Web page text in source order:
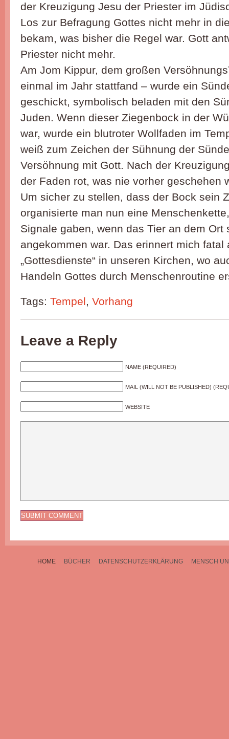
der Kreuzigung Jesu der Priester im
Los zur Befragung Gottes nicht mehr in
bekam, was bisher die Regel war. Gott
Priester nicht mehr.
Am Jom Kippur, dem großen
einmal im Jahr stattfand – wurde ein
geschickt, symbolisch beladen mit den
Juden. Wenn dieser Ziegenbock in der
war, wurde ein blutroter Wollfaden im
weiß zum Zeichen der Sühnung der
Versöhnung mit Gott. Nach der
der Faden rot, was nie vorher geschehen
Um sicher zu stellen, dass der Bock sein
organisierte man nun eine
Signale gaben, wenn das Tier an dem Ort
angekommen war. Das erinnert mich fatal
„Gottesdienste“ in unseren Kirchen, wo
Handeln Gottes durch Menschenroutine
Tags: Tempel, Vorhang
Leave a Reply
NAME (REQUIRED)
MAIL (WILL NOT BE PUBLISHED)
WEBSITE
HOME BÜCHER DATENSCHUTZERKLÄRUNG MENSCH